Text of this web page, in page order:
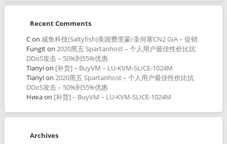
Recent Comments
Con 咸鱼科技(Saltyfish)美国费里蒙/圣何塞CN2 GIA – 促销
Fungiton 2020黑五 Spartanhost – 个人用户最佳性价比抗
DDoS攻击 – 50%到55%优惠
Tianyion [补货] – BuyVM – LU-KVM-SLICE-1024M
Tianyion 2020黑五 Spartanhost – 个人用户最佳性价比抗
DDoS攻击 – 50%到55%优惠
Никаon [补货] – BuyVM – LU-KVM-SLICE-1024M
Archives